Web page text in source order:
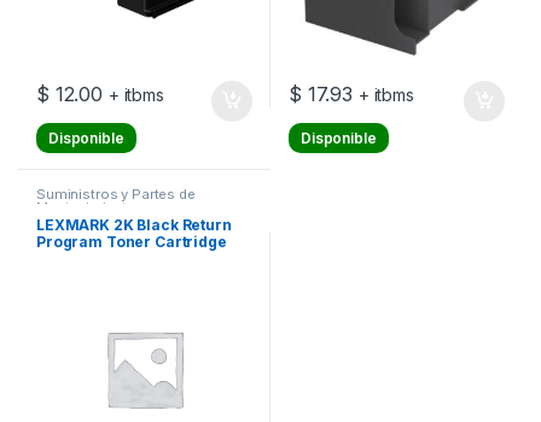
$ 12.00 + itbms
Disponible
$ 17.93 + itbms
Disponible
Suministros y Partes de
Mantenimiento
LEXMARK 2K Black Return
Program Toner Cartridge